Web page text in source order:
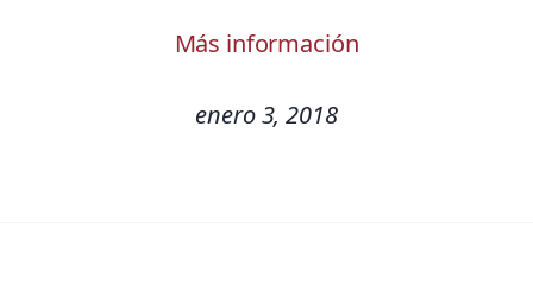
Más información
enero 3, 2018